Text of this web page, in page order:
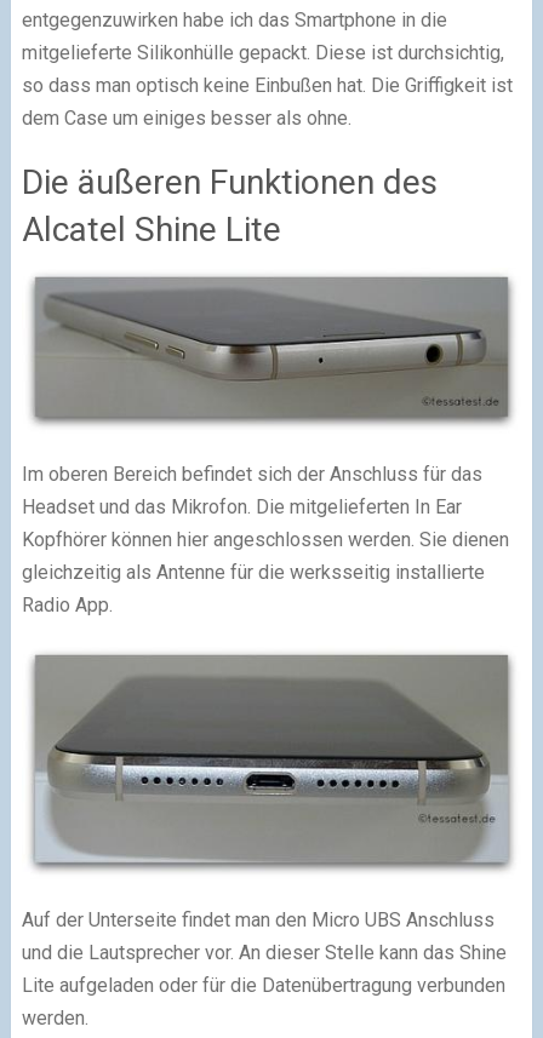
entgegenzuwirken habe ich das Smartphone in die
mitgelieferte Silikonhülle gepackt. Diese ist durchsichtig,
so dass man optisch keine Einbußen hat. Die Griffigkeit ist
dem Case um einiges besser als ohne.
Die äußeren Funktionen des
Alcatel Shine Lite
Im oberen Bereich befindet sich der Anschluss für das
Headset und das Mikrofon. Die mitgelieferten In Ear
Kopfhörer können hier angeschlossen werden. Sie dienen
gleichzeitig als Antenne für die werksseitig installierte
Radio App.
Auf der Unterseite findet man den Micro UBS Anschluss
und die Lautsprecher vor. An dieser Stelle kann das Shine
Lite aufgeladen oder für die Datenübertragung verbunden
werden.